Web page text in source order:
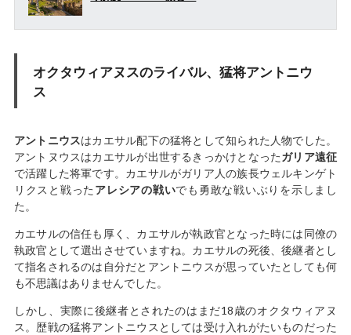
オクタウィアヌスのライバル、猛将アントニウ
ス
アントニウスはカエサル配下の猛将として知られた人物でした。
アントヌウスはカエサルが出世するきっかけとなったガリア遠征
で活躍した将軍です。カエサルがガリア人の族長ウェルキンゲト
リクスと戦った アレシアの戦いでも勇敢な戦いぶりを示しまし
た。
カエサルの信任も厚く、カエサルが執政官となった時には同僚の
執政官として選出させていますね。カエサルの死後、後継者とし
て指名されるのは自分だとアントニウスが思っていたとしても何
も不思議はありませんでした。
しかし、実際に後継者とされたのはまだ18歳のオクタウィアヌ
ス。歴戦の猛将アントニウスとしては受け入れがたいものだった